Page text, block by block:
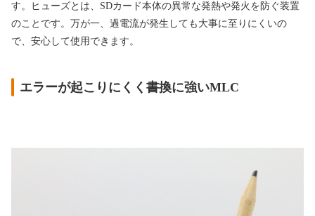
す。ヒューズとは、SDカード本体の異常な発熱や発火を防ぐ装置
のことです。万が一、過電流が発生しても大事に至りにくいの
で、安心して使用できます。
エラーが起こりにくく書換に強いMLC